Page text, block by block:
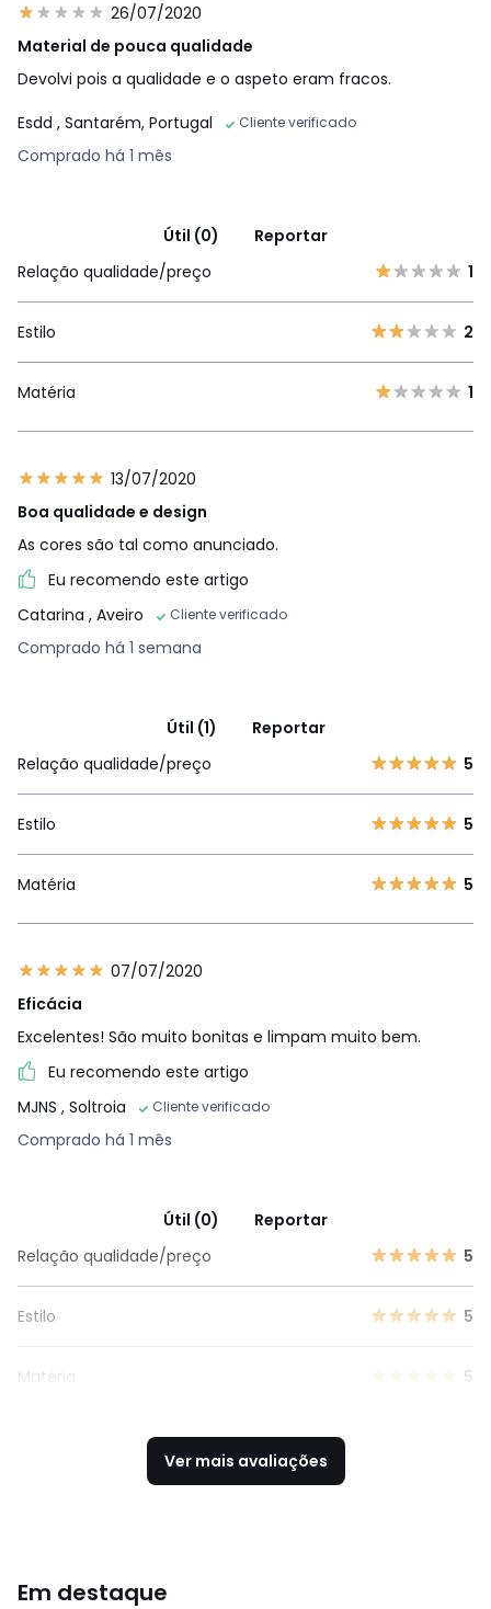
26/07/2020
Material de pouca qualidade
Devolvi pois a qualidade e o aspeto eram fracos.
Esdd , Santarém, Portugal Cliente verificado
Comprado há 1 mês
Útil (0)
Reportar
Relação qualidade/preço
1
Estilo 2
Matéria 1
13/07/2020
Boa qualidade e design
As cores são tal como anunciado.
Eu recomendo este artigo
Catarina , Aveiro Cliente verificado
Comprado há 1 semana
Útil (1)
Reportar
Relação qualidade/preço
5
Estilo 5
Matéria 5
07/07/2020
Eficácia
Excelentes! São muito bonitas e limpam muito bem.
Eu recomendo este artigo
MJNS , Soltroia Cliente verificado
Comprado há 1 mês
Útil (0)
Reportar
Relação qualidade/preço
5
Estilo 5
Matéria 5
Ver mais avaliações
Em destaque